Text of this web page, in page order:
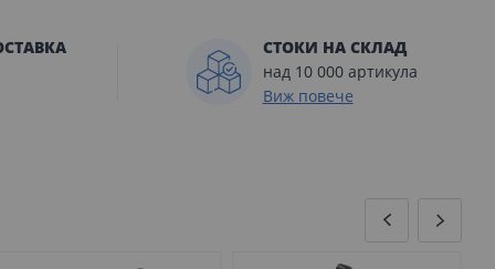
СТОКИ НА СКЛАД
над 10 000 артикула
Виж повече